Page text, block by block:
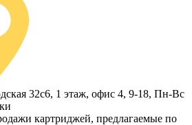
32с6, 1 этаж, офис 4, 9-18, Пн-Вс
картриджей, предлагаемые по